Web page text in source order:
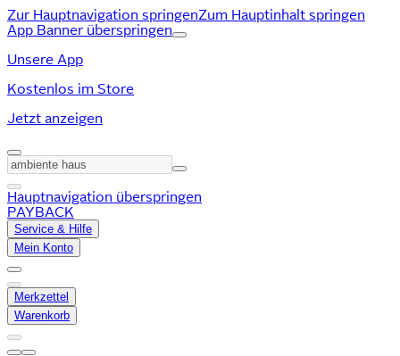
Zur Hauptnavigation springenZum Hauptinhalt springen
App Banner überspringen
Unsere App
Kostenlos im Store
Jetzt anzeigen
Hauptnavigation überspringen
PAYBACK
Service & Hilfe
Mein Konto
Merkzettel
Warenkorb